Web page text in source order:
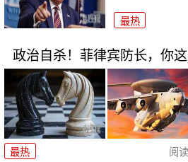
最热
政治自杀！菲律宾防长，你
最热 阅读